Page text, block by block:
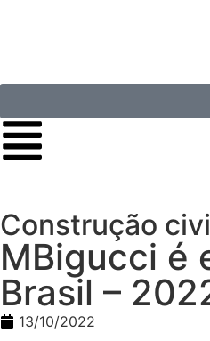
Construção
MBigucci é
Brasil –
13/10/2022